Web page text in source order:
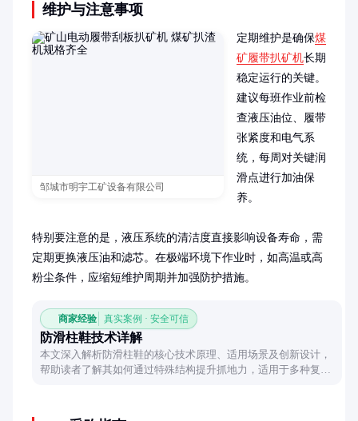
维护与注意事项
邹城市明宇工矿设备有限公司
定期维护是确保煤
矿履带扒矿机长期
稳定运行的关键。
建议每班作业前检
查液压油位、履带
张紧度和电气系
统，每周对关键润
滑点进行加油保
养。
特别要注意的是，液压系统的清洁度直接影响设备寿命，需
定期更换液压油和滤芯。在极端环境下作业时，如高温或高
粉尘条件，应缩短维护周期并加强防护措施。
商家经验 真实案例 · 安全可信
防滑柱鞋技术详解
本文深入解析防滑柱鞋的核心技术原理、适用场景及创新设计，
帮助读者了解其如何通过特殊结构提升抓地力，适用于多种复杂